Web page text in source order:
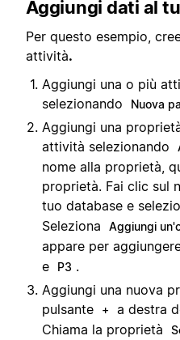
Aggiungi dati al
Per questo esempio,
attività.
Aggiungi una o più
selezionando
Nuova
Aggiungi una
attività selezionando
nome alla proprietà,
proprietà. Fai clic sul
tuo database e
Seleziona
Aggiungi
appare per
e P3 .
Aggiungi una nuova
pulsante
+ a destra
Chiama la proprietà